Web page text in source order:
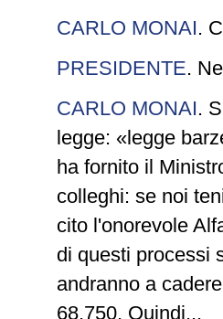
CARLO MONAI.
PRESIDENTE.
CARLO MONAI.
legge: «legge
ha fornito il
colleghi: se noi
cito l'onorevole
di questi processi
andranno a
68.750. Quindi...